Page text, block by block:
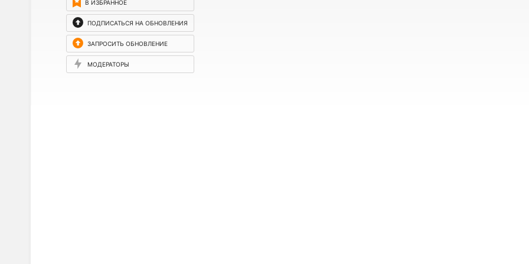
В ИЗБРАННОЕ
ПОДПИСАТЬСЯ НА ОБНОВЛЕНИЯ
ЗАПРОСИТЬ ОБНОВЛЕНИЕ
МОДЕРАТОРЫ